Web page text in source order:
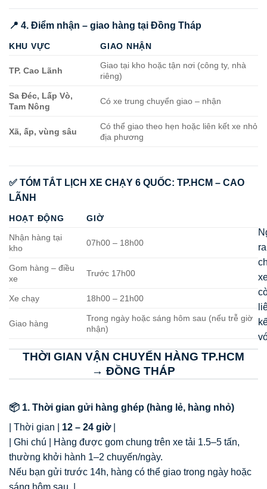
📍 4. Điểm nhận – giao hàng tại Đồng Tháp
KHU VỰC GIAO NHẬN
TP. Cao Lãnh
Giao tại kho hoặc tận nơi (công ty, nhà
riêng)
Sa Đéc, Lấp Vò,
Tam Nông
Có xe trung chuyển giao – nhận
Xã, ấp, vùng sâu
Có thể giao theo hẹn hoặc liên kết xe nhỏ
địa phương
✅ TÓM TẮT LỊCH XE CHẠY 6 QUỐC: TP.HCM – CAO
LÃNH
HOẠT ĐỘNG
GIỜ
Nhận hàng tại
kho
07h00 – 18h00
Gom hàng – điều
xe
Trước 17h00
Xe chạy 18h00 – 21h00
Giao hàng
Trong ngày hoặc sáng hôm sau (nếu trễ giờ
nhận)
THỜI GIAN VẬN CHUYỂN HÀNG TP.HCM
→ ĐỒNG THÁP
📦 1. Thời gian gửi hàng ghép (hàng lẻ, hàng nhỏ)
| Thời gian | 12 – 24 giờ|
| Ghi chú | Hàng được gom chung trên xe tải 1.5–5 tấn,
thường khởi hành 1–2 chuyến/ngày.
Nếu bạn gửi trước 14h, hàng có thể giao trong ngày hoặc
sáng hôm sau. |